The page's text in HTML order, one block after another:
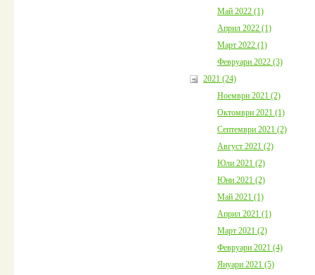
Май 2022 (1)
Април 2022 (1)
Март 2022 (1)
Февруари 2022 (3)
2021 (24)
Ноември 2021 (2)
Октомври 2021 (1)
Септември 2021 (2)
Август 2021 (2)
Юли 2021 (2)
Юни 2021 (2)
Май 2021 (1)
Април 2021 (1)
Март 2021 (2)
Февруари 2021 (4)
Януари 2021 (5)